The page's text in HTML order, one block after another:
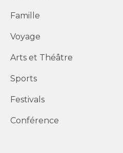
Famille
Voyage
Arts et Théâtre
Sports
Festivals
Conférence